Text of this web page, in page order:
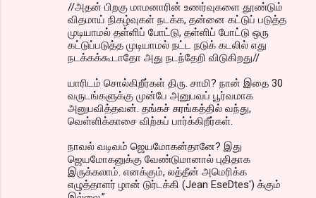
//அதன் பிறகு மாமனாரின் உணர்வுகளை தூண்டும்
விதமாய் நிகழ்வுகள் நடக்க, தன்னை கட்டுப் படுத்த
முடியாமல் தள்ளிப் போட்டு, தள்ளிப் போட்டு ஒரு
கட்டுப்படுத்த முடியாமல் நட்ட நடுக் கடலில் எது
நடக்கக்கூடாதோ அது நடந்தேறி விடுகிறது//
யாரிடம் சொல்கிறீர்கள் திரு. சாமி? நான் இதை 30
வருடங்களுக்கு முன்பே அனுபவப் பூர்வமாக
அனுபவித்தவன். தங்கச் சுரங்கத்தில் வந்து,
வெள்ளிக்காசை விற்கப் பார்க்கிறீர்கள்.
நாவல் வடிவம் ஜெயமோகன்தானே? இது
ஜெயமோகனுக்கு வேண்டுமானால் புதிதாக
இருக்கலாம். எனக்கும், லத்தீன் அமெரிக்க
எழுத்தாளர் ழான் டுர்டக்கி (Jean EseDtes') க்கும்